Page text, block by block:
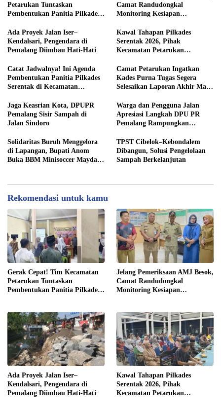
Petarukan Tuntaskan
Pembentukan Panitia Pilkades
Camat Randudongkal
Monitoring Kesiapan
Ada Proyek Jalan Iser–
Kendalsari, Pengendara di
Pemalang Diimbau Hati-Hati
Kawal Tahapan Pilkades
Serentak 2026, Pihak
Kecamatan Petarukan
Desa Klareyan
Catat Jadwalnya! Ini Agenda
Pembentukan Panitia Pilkades
Serentak di Kecamatan
Camat Petarukan Ingatkan
Kades Purna Tugas Segera
Selesaikan Laporan Akhir Masa
Jaga Keasrian Kota, DPUPR
Pemalang Sisir Sampah di
Jalan Sindoro
Warga dan Pengguna Jalan
Apresiasi Langkah DPU PR
Pemalang Rampungkan
Solidaritas Buruh Menggelora
di Lapangan, Bupati Anom
Buka BBM Minisoccer Mayday
TPST Cibelok–Kebondalem
Dibangun, Solusi Pengelolaan
Sampah Berkelanjutan
Rekomendasi untuk kamu
Gerak Cepat! Tim Kecamatan
Petarukan Tuntaskan
Pembentukan Panitia Pilkades
Jelang Pemeriksaan AMJ Besok,
Camat Randudongkal
Monitoring Kesiapan
Ada Proyek Jalan Iser–
Kendalsari, Pengendara di
Pemalang Diimbau Hati-Hati
Kawal Tahapan Pilkades
Serentak 2026, Pihak
Kecamatan Petarukan